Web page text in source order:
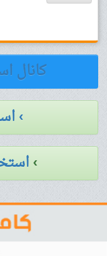
کانال
›
›